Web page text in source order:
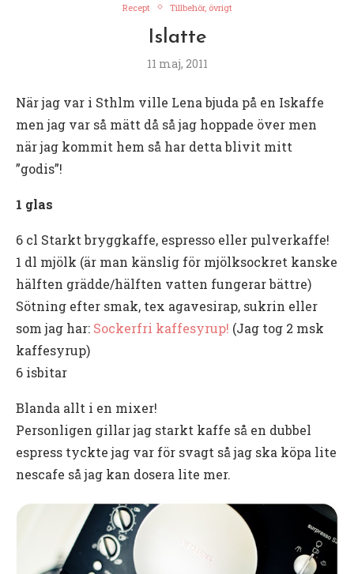
Recept Tillbehör, övrigt
Islatte
11 maj, 2011
När jag var i Sthlm ville Lena bjuda på en Iskaffe
men jag var så mätt då så jag hoppade över men
när jag kommit hem så har detta blivit mitt
”godis”!
1 glas
6 cl Starkt bryggkaffe, espresso eller pulverkaffe!
1 dl mjölk (är man känslig för mjölksockret kanske
hälften grädde/hälften vatten fungerar bättre)
Sötning efter smak, tex agavesirap, sukrin eller
som jag har: Sockerfri kaffesyrup! (Jag tog 2 msk
kaffesyrup)
6 isbitar
Blanda allt i en mixer!
Personligen gillar jag starkt kaffe så en dubbel
espress tyckte jag var för svagt så jag ska köpa lite
nescafe så jag kan dosera lite mer.